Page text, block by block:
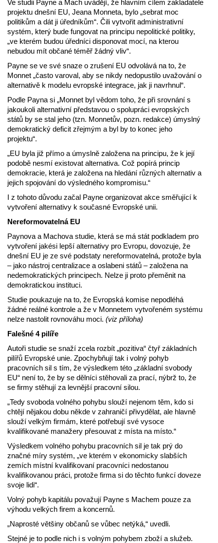
Ve studii Payne a Mach uvádějí, že hlavním cílem zakladatele
projektu dnešní EU, Jeana Monneta, bylo „sebrat moc
politikům a dát ji úředníkům“. Čili vytvořit administrativní
systém, který bude fungovat na principu nepolitické politiky,
„ve kterém budou úředníci disponovat mocí, na kterou
nebudou mít občané téměř žádný vliv“.
Payne se ve své snaze o zrušení EU odvolává na to, že
Monnet „často varoval, aby se nikdy nedopustilo uvažování o
alternativě k modelu evropské integrace, jak ji navrhnul“.
Podle Payna si „Monnet byl vědom toho, že při srovnání s
jakoukoli alternativní představou o spolupráci evropských
států by se stal jeho (tzn. Monnetův, pozn. redakce) úmyslný
demokratický deficit zřejmým a byl by to konec jeho
projektu“.
„EU byla již přímo a úmyslně založena na principu, že k její
podobě nesmí existovat alternativa. Což popírá princip
demokracie, která je založena na hledání různých alternativ a
jejich spojování do výsledného kompromisu.“
I z tohoto důvodu začal Payne organizovat akce směřující k
vytvoření alternativy k současné Evropské unii.
Nereformovatelná EU
Paynova a Machova studie, která se má stát podkladem pro
vytvoření jakési lepší alternativy pro Evropu, dovozuje, že
dnešní EU je ze své podstaty nereformovatelná, protože byla
– jako nástroj centralizace a oslabeni států – založena na
nedemokratických principech. Nelze ji proto přeměnit na
demokratickou instituci.
Studie poukazuje na to, že Evropská komise nepodléhá
žádné reálné kontrole a že v Monnetem vytvořeném systému
nelze nastolit rovnováhu moci. (viz příloha)
Falešné 4 pilíře
Autoři studie se snaží zcela rozbít „pozitiva“ čtyř základních
pilířů Evropské unie. Zpochybňují tak i volný pohyb
pracovních sil s tím, že výsledkem této „základní svobody
EU“ není to, že by se dělníci stěhovali za prací, nýbrž to, že
se firmy stěhují za levnější pracovní silou.
„Tedy svoboda volného pohybu slouží nejenom těm, kdo si
chtějí nějakou dobu někde v zahraničí přivydělat, ale hlavně
slouží velkým firmám, které potřebují své vysoce
kvalifikované manažery přesouvat z místa na místo.“
Výsledkem volného pohybu pracovních sil je tak prý do
značné míry systém, „ve kterém v ekonomicky slabších
zemích místní kvalifikovaní pracovníci nedostanou
kvalifikovanou práci, protože firma si do těchto funkcí doveze
svoje lidi“.
Volný pohyb kapitálu považují Payne s Machem pouze za
výhodu velkých firem a koncernů.
„Naprosté většiny občanů se vůbec netýká,“ uvedli.
Stejné je to podle nich i s volným pohybem zboží a služeb.